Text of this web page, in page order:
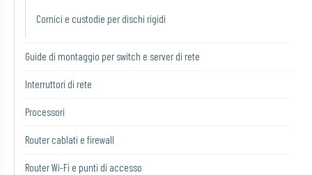
Cornici e custodie per dischi rigidi
Guide di montaggio per switch e server di rete
Interruttori di rete
Processori
Router cablati e firewall
Router Wi-Fi e punti di accesso